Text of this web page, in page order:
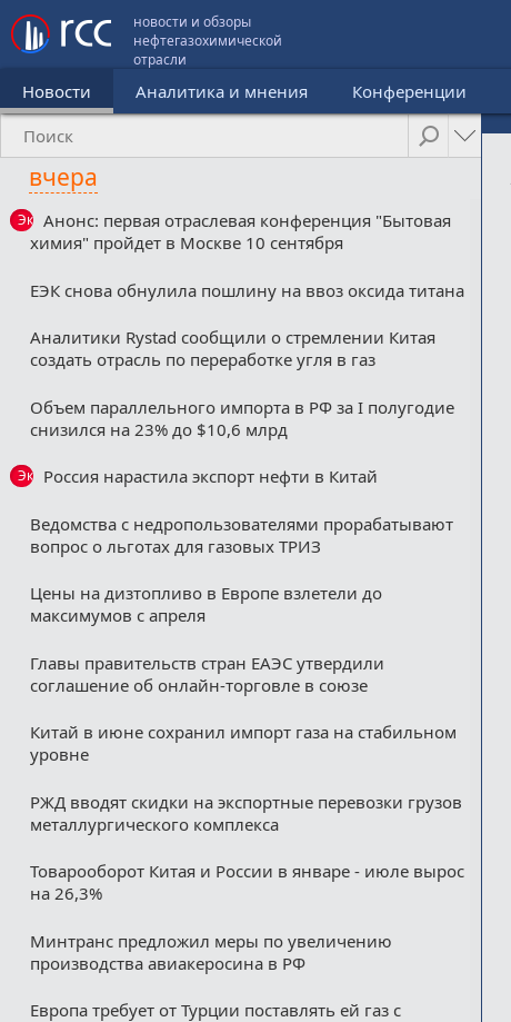
новости и обзоры
нефтегазохимической
отрасли
Новости Аналитика и мнения Конференции
вчера
Эксклюзив
Анонс: первая отраслевая конференция "Бытовая
химия" пройдет в Москве 10 сентября
ЕЭК снова обнулила пошлину на ввоз оксида титана
Аналитики Rystad сообщили о стремлении Китая
создать отрасль по переработке угля в газ
Объем параллельного импорта в РФ за I полугодие
снизился на 23% до $10,6 млрд
Эксклюзив
Россия нарастила экспорт нефти в Китай
Ведомства с недропользователями прорабатывают
вопрос о льготах для газовых ТРИЗ
Цены на дизтопливо в Европе взлетели до
максимумов с апреля
Главы правительств стран ЕАЭС утвердили
соглашение об онлайн-торговле в союзе
Китай в июне сохранил импорт газа на стабильном
уровне
РЖД вводят скидки на экспортные перевозки грузов
металлургического комплекса
Товарооборот Китая и России в январе - июле вырос
на 26,3%
Минтранс предложил меры по увеличению
производства авиакеросина в РФ
Европа требует от Турции поставлять ей газ с